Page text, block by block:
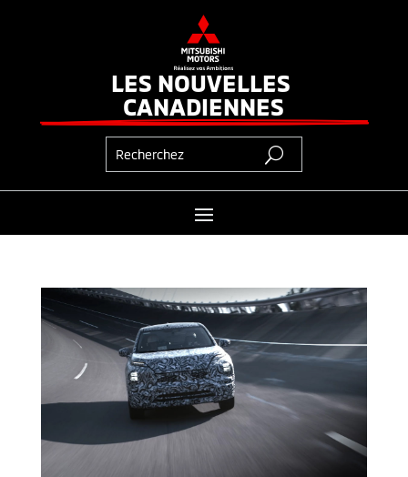
LES NOUVELLES
CANADIENNES